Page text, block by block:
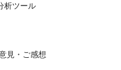
析ツール
見・ご感想